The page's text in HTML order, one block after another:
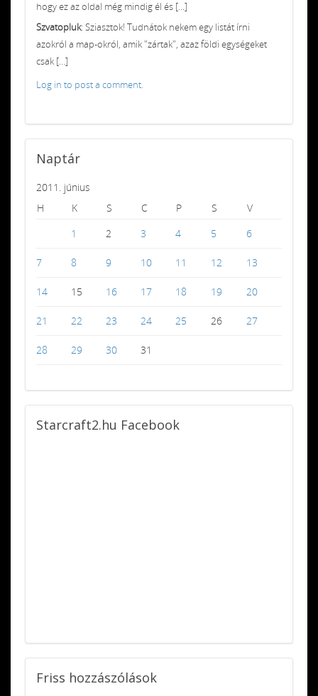
hogy ez az oldal még mindig él és [...]
Szvatopluk: Sziasztok! Tudnátok nekem egy listát írni
azokról a map-okról, amik "zártak", azaz földi egységeket
csak [...]
Log in to post a comment.
Naptár
2011. június
H
K S C P S
V
1
2 3 4 5 6
7 8 9 10 11 12 13
14 15 16 17 18 19 20
21 22 23 24 25 26 27
28 29 30 31
Starcraft2.hu Facebook
Friss hozzászólások